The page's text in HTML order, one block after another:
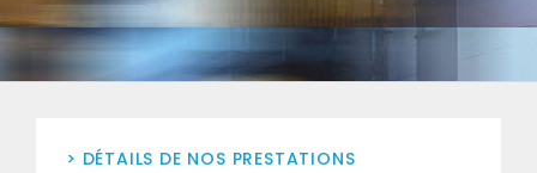
> DÉTAILS DE NOS PRESTATIONS